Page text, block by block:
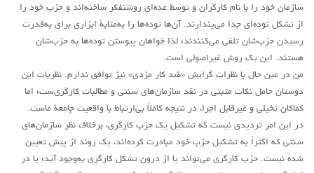
سازمان خود را با نام کارگران و توسط عده‌ای روشنفکر ساخته‌اند و حزب خود را
از تشکل توده‌ای جدا می‌پندارند. آن‌ها توده‌ها را به‌مثابۀ ابزاری برای به‌قدرت
رسیدن حزب‌شان تلقی می‌کنندند؛ لذا خواهان پیوستن توده‌ها به حزب‌شان
هستند. این یک روش غیراصولی است.
من در عین حال با نظرات گرایش «ضد کار مزدی» نیز توافق ندارم. نظریات این
دوستان حامل نکات مثبتی در نقد سازمان‌های سنتی و مطالبات کارگری‌ست؛ اما
کماکان تخیلی و غیرقابل اجرا، در نتیجه کاملاً بی‌ارتباط با واقعیت جامعۀ ماست.
در اين امر ترديدی نيست که تشکيل يک حزب کارگری، برخلاف نظر سازمان‌های
سنتی که اکثراً به تشکيل حزب خود مبادرت کرده‌اند، يک روند از پيش تعيين
شده نيست. حزب کارگری می‌تواند يا از درون تشکل کارگری به‌وجود آيد؛ يا در